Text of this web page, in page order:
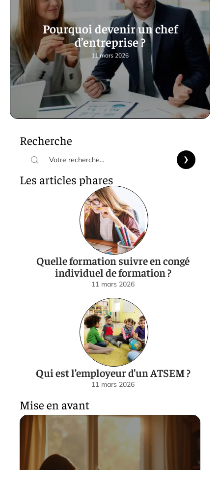
Pourquoi devenir un chef
d’entreprise ?
11 mars 2026
Recherche
Les articles phares
Quelle formation suivre en congé
individuel de formation ?
11 mars 2026
Qui est l’employeur d’un ATSEM ?
11 mars 2026
Mise en avant
Effet posthume : comprendre